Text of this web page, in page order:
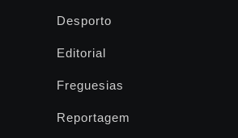
Desporto
Editorial
Freguesias
Reportagem